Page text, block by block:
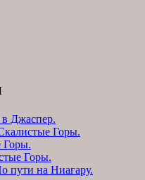
в Джаспер.
Горы.
Горы.
Горы.
пути на Ниагару.